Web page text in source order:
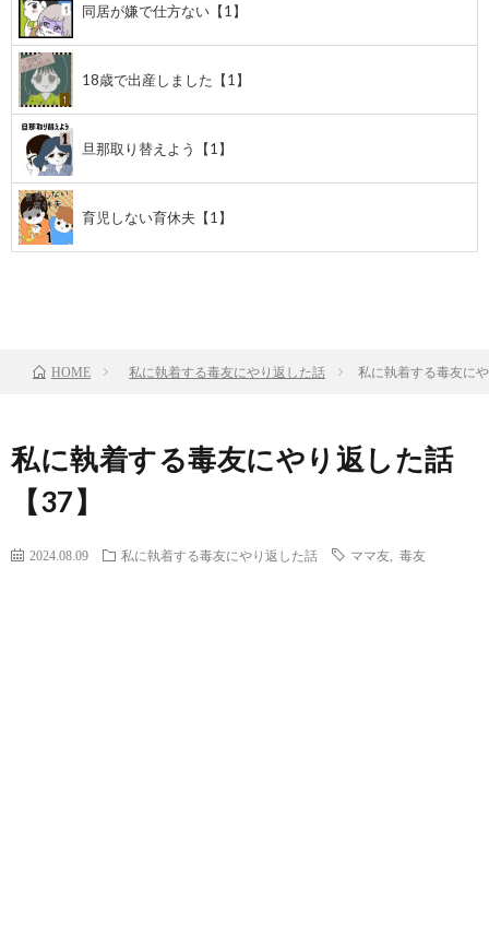
同居が嫌で仕方ない【1】
18歳で出産しました【1】
旦那取り替えよう【1】
育児しない育休夫【1】
HOME 私に執着する毒友にやり返した話 私に執着する毒友に
私に執着する毒友にやり返した話
【37】
2024.08.09 私に執着する毒友にやり返した話 ママ友 毒友